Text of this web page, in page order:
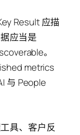
Result 应描
应当是
。
metrics
与 People
具、客户反